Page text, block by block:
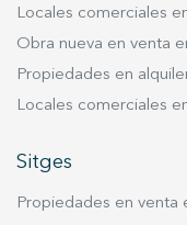
rodeada de
encuentra junto
Sant Cugat, un
Locales comerciales
Obra nueva en venta
Propiedades en
Locales comerciales
Sitges
Propiedades en venta